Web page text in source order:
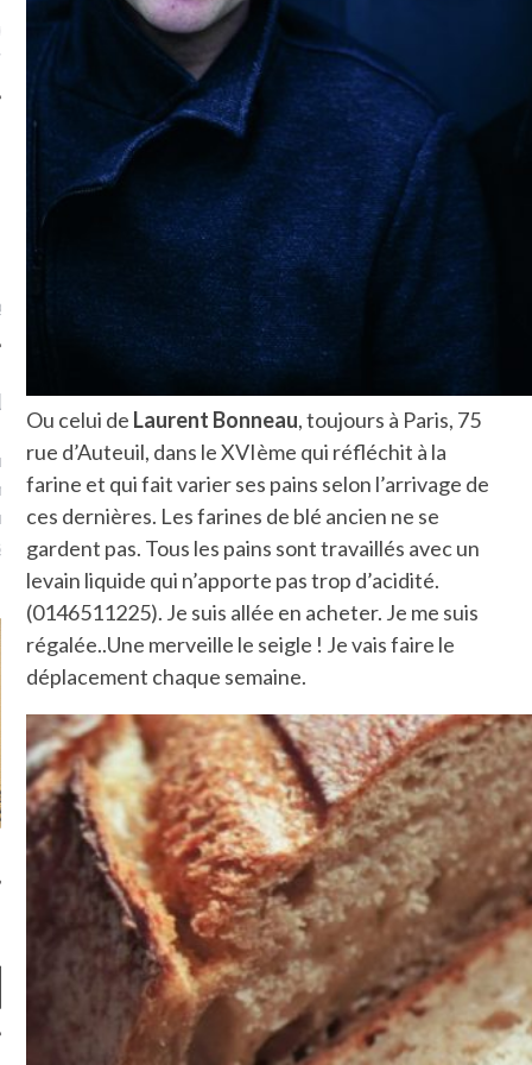
sur
la-femme-qui-
MOI SUR
ARCACHON
je t'aime, my little bassin
comment ? "
je ne parle presque que
Ou celui de Laurent Bonneau, toujours à Paris, 75
rue d’Auteuil, dans le XVIème qui réfléchit à la
farine et qui fait varier ses pains selon l’arrivage de
ces dernières. Les farines de blé ancien ne se
gardent pas. Tous les pains sont travaillés avec un
levain liquide qui n’apporte pas trop d’acidité.
(0146511225). Je suis allée en acheter. Je me suis
régalée..Une merveille le seigle ! Je vais faire le
déplacement chaque semaine.